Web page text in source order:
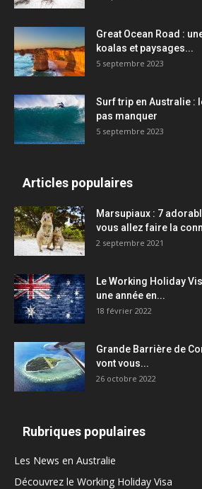
Great Ocean Road :
koalas et paysages...
5 septembre 2023
Surf trip en Australie :
pas manquer
5 septembre 2023
Articles populaires
Marsupiaux : 7
vous allez faire la
2 septembre 2021
Le Working Holiday
une année en...
18 février 2022
Grande Barrière de
vont vous...
26 octobre 2022
Rubriques populaires
Les News en Australie
Découvrez le Working Holiday Visa